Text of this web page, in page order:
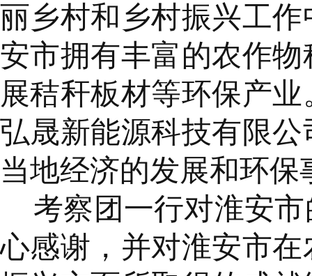
丽乡村和乡村振兴工
安市拥有丰富的农作
展秸秆板材等环保产
弘晟新能源科技有限
当地经济的发展和环保
考察团一行对淮安
心感谢，并对淮安市